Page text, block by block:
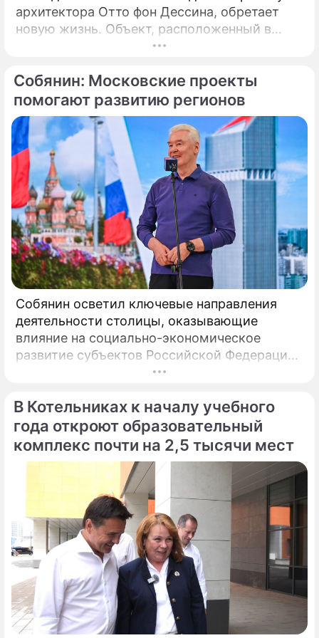
архитектора Отто фон Дессина, обретает
новую жизнь. Объект, расположенный в
глубине Потаповского переулка среди
статус элемента
историко‑градостроительной среды.
Собянин: Московские проекты
помогают развитию регионов
Собянин осветил ключевые направления
деятельности столицы, оказывающие
влияние на социально-экономическое
развитие субъектов Российской Федерации.
Сергей Собянин акцентировал внимание на
федерального бюджета и обеспечении
сбалансированности региональных
финансов.
В Котельниках к началу учебного
года откроют образовательный
комплекс почти на 2,5 тысячи мест